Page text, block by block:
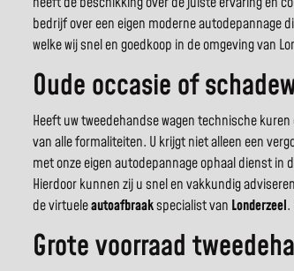
bedrijf over een eigen moderne autodepannage
welke wij snel en goedkoop in de omgeving van
Oude occasie of
Heeft uw tweedehandse wagen technische
van alle formaliteiten. U krijgt niet alleen een
met onze eigen autodepannage ophaal dienst in
Hierdoor kunnen zij u snel en vakkundig
de virtueleautoafbraakspecialist van Londerzeel.
Grote voorraad